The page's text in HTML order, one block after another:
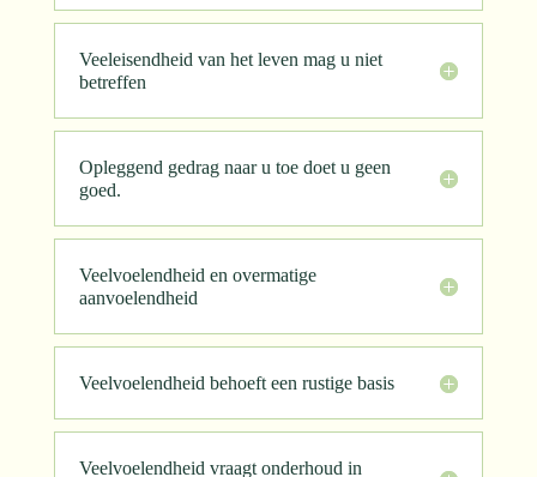
Veeleisendheid van het leven mag u niet
betreffen
Opleggend gedrag naar u toe doet u geen
goed.
Veelvoelendheid en overmatige
aanvoelendheid
Veelvoelendheid behoeft een rustige basis
Veelvoelendheid vraagt onderhoud in